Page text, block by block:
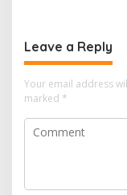
Leave a Reply
Your email address
marked *